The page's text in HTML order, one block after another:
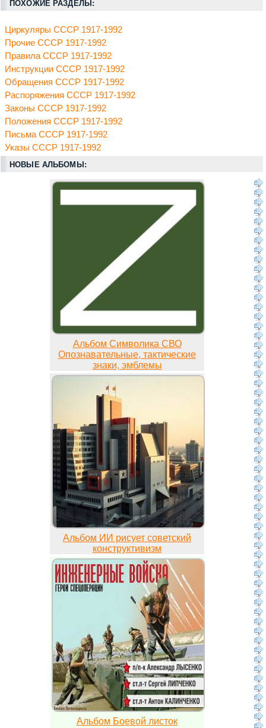
ПОХОЖИЕ РАЗДЕЛЫ:
Циркуляры СССР 1917-1992
Прочие СССР 1917-1992
Правила СССР 1917-1992
Инструкции СССР 1917-1992
Обращения СССР 1917-1992
Распоряжения СССР 1917-1992
Законы СССР 1917-1992
Положения СССР 1917-1992
Письма СССР 1917-1992
Указы СССР 1917-1992
НОВЫЕ АЛЬБОМЫ:
Альбом Символика СВО
Опознавательные, тактические
знаки, эмблемы
Альбом ИИ рисует советский
конструктивизм
Альбом Боевой листок